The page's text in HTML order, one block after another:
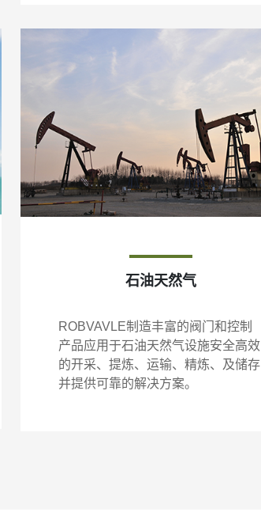
石油天然气
ROBVAVLE制造丰富的阀门和控制
产品应用于石油天然气设施安全高效
的开采、提炼、运输、精炼、及储存
并提供可靠的解决方案。